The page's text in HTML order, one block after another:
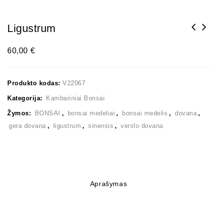
Ligustrum
60,00 €
Produkto kodas: V22067
Kategorija: Kambariniai Bonsai
Žymos: BONSAI , bonsai medeliai , bonsai medelis , dovana ,
gera dovana , ligustrum , sinensis , verslo dovana
Aprašymas